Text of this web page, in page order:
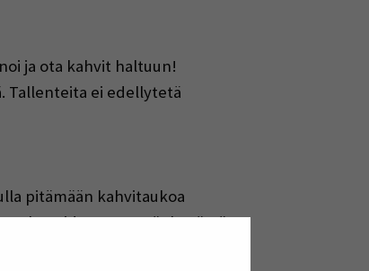
ja ota kahvit haltuun!
Tallenteita ei edellytetä
pitämään kahvitaukoa
ideat syntyvät hyvässä